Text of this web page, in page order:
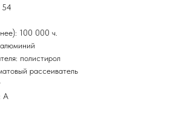
54
100 000 ч.
полистирол
рассеиватель
A